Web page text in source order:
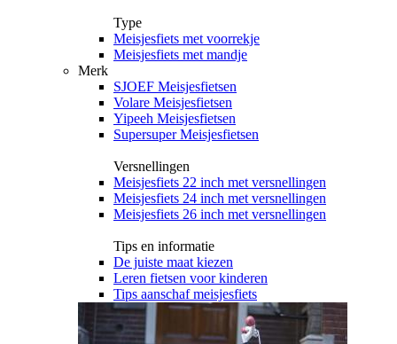
Type
Meisjesfiets met voorrekje
Meisjesfiets met mandje
Merk
SJOEF Meisjesfietsen
Volare Meisjesfietsen
Yipeeh Meisjesfietsen
Supersuper Meisjesfietsen
Versnellingen
Meisjesfiets 22 inch met versnellingen
Meisjesfiets 24 inch met versnellingen
Meisjesfiets 26 inch met versnellingen
Tips en informatie
De juiste maat kiezen
Leren fietsen voor kinderen
Tips aanschaf meisjesfiets